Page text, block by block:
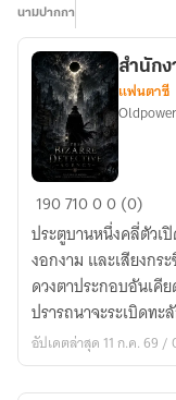
นามปากกา
สำนักงาน
นักสืบ
เรื่อง
เหนือ
ธรรมชาติ
สำนัก
แฟนตาซี
19071000 (0)
ประตูบานหนึ่งคลี่ตัวเปิดออกตรงหน้
งอกงาม และเสียงก
ดวงตาประกอบอันเคี
ปรารถนาจะระเบิดท
อัปเดตล่าสุด 11 ก.ค. 69 /